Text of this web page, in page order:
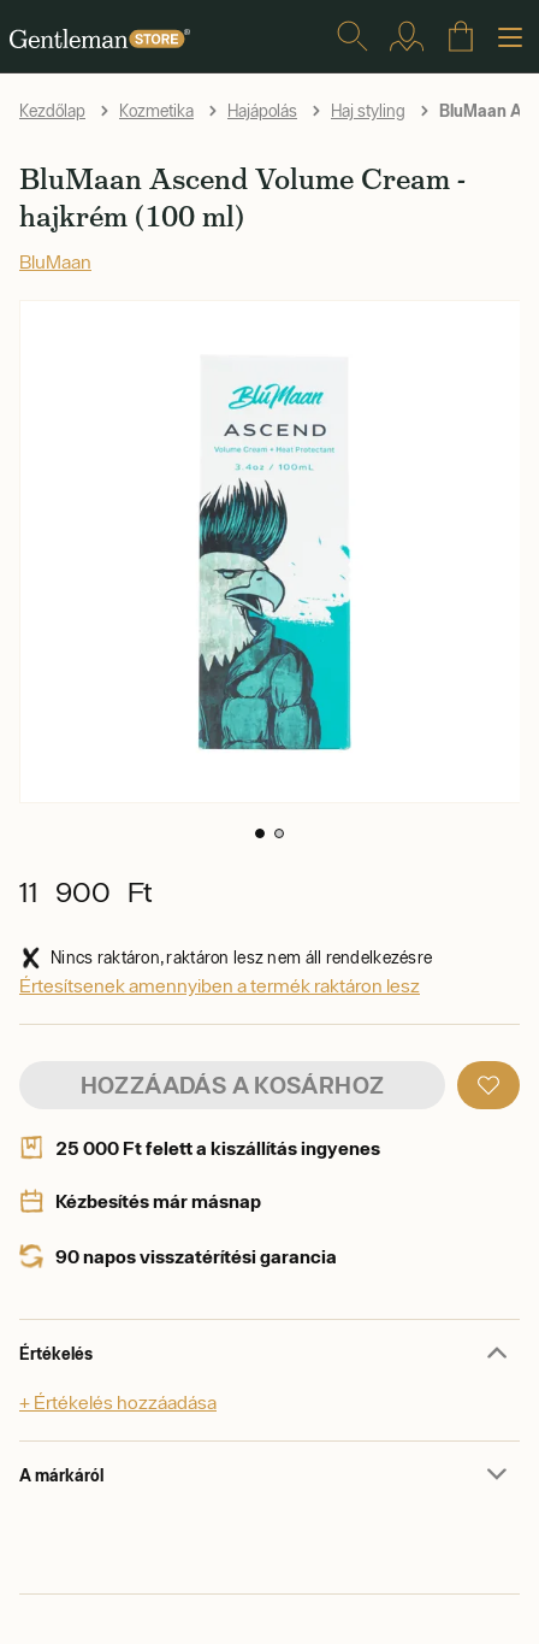
Kezdőlap Kozmetika Hajápolás Haj styling BluMaan
BluMaan Ascend Volume Cream -
hajkrém (100 ml)
BluMaan
11 900 Ft
Nincs raktáron, raktáron lesz nem áll rendelkezésre
Értesítsenek amennyiben a termék raktáron lesz
HOZZÁADÁS A KOSÁRHOZ
25 000 Ft felett a kiszállítás ingyenes
Kézbesítés már másnap
90 napos visszatérítési garancia
Értékelés
+ Értékelés hozzáadása
A márkáról